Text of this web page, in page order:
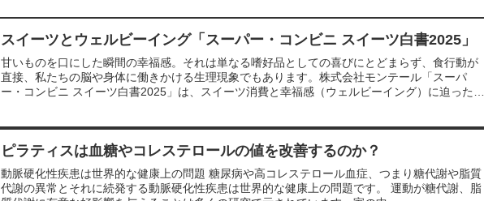
スイーツとウェルビーイング「スーパー・コンビニ スイーツ白書2025」
甘いものを口にした瞬間の幸福感。それは単なる嗜好品としての喜びにとどまらず、食行動が
直接、私たちの脳や身体に働きかける生理現象でもあります。株式会社モンテール「スーパ
ー・コンビニ スイーツ白書2025」は、スイーツ消費と幸福感（ウェルビーイング）に迫ったも
ピラティスは血糖やコレステロールの値を改善するのか？
動脈硬化性疾患は世界的な健康上の問題 糖尿病や高コレステロール血症、つまり糖代謝や脂質
代謝の異常とそれに続発する動脈硬化性疾患は世界的な健康上の問題です。 運動が糖代謝、脂